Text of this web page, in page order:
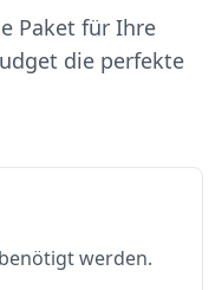
Paket für Ihre
die perfekte
werden.